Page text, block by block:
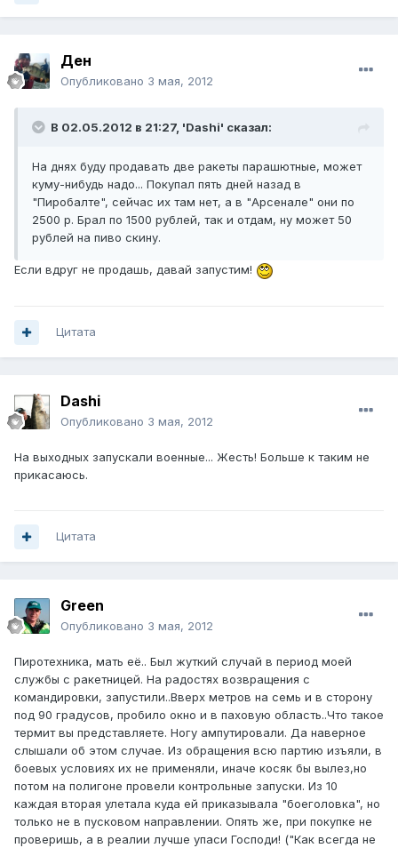
Ден
Опубликовано 3 мая, 2012
В 02.05.2012 в 21:27, 'Dashi' сказал:
На днях буду продавать две ракеты парашютные, может
куму-нибудь надо... Покупал пять дней назад в
"Пиробалте", сейчас их там нет, а в "Арсенале" они по
2500 р. Брал по 1500 рублей, так и отдам, ну может 50
рублей на пиво скину.
Если вдруг не продашь, давай запустим!
Цитата
Dashi
Опубликовано 3 мая, 2012
На выходных запускали военные... Жесть! Больше к таким не
прикасаюсь.
Цитата
Green
Опубликовано 3 мая, 2012
Пиротехника, мать её.. Был жуткий случай в период моей
службы с ракетницей. На радостях возвращения с
командировки, запустили..Вверх метров на семь и в сторону
под 90 градусов, пробило окно и в паховую область..Что такое
термит вы представляете. Ногу ампутировали. Да наверное
слышали об этом случае. Из обращения всю партию изъяли, в
боевых условиях их не применяли, иначе косяк бы вылез,но
потом на полигоне провели контрольные запуски. Из 10
каждая вторая улетала куда ей приказывала "боеголовка", но
только не в пусковом направлении. Опять же, при покупке не
проверишь, а в реалии лучше упаси Господи! ("Как всегда не